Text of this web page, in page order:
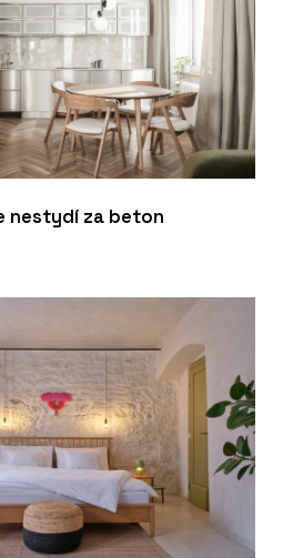
nestydí za beton